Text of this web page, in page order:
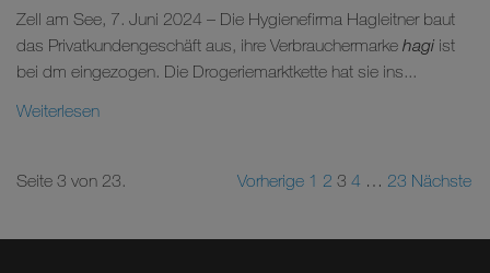
Zell am See, 7. Juni 2024 – Die Hygienefirma Hagleitner baut
das Privatkundengeschäft aus, ihre Verbrauchermarke hagi ist
bei dm eingezogen. Die Drogeriemarktkette hat sie ins...
Weiterlesen
Seite 3 von 23. Vorherige 1 2 3 4 … 23 Nächste